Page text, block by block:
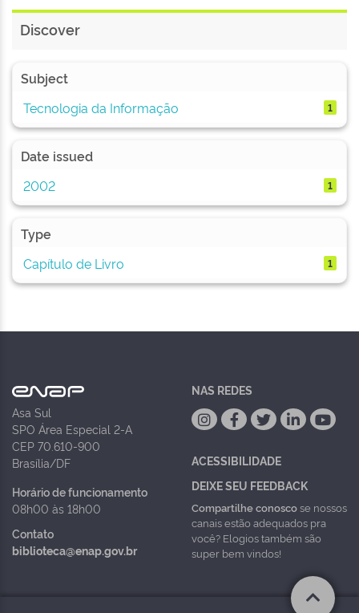
Discover
Subject
Tecnologia da Informação
1
Date issued
2002
1
Type
Capítulo de Livro
1
Asa Sul
SPO Área Especial 2-A
CEP 70.610-900
Brasília/DF
Horário de funcionamento
08h00 às 18h00
Contato
biblioteca@enap.gov.br
NAS REDES
ACESSIBILIDADE
DEIXE SEU FEEDBACK
Compartilhe conoscose nossos
canais estão adequados pra
você? Elogios também são
super bem vindos!